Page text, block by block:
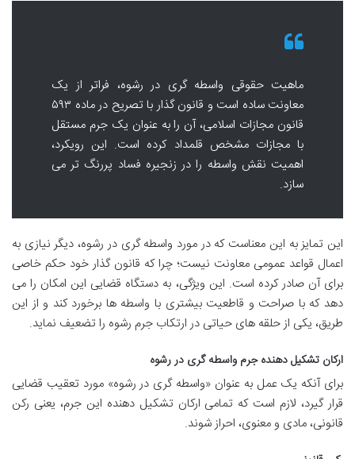
ماهیت حقوقی واسطه گری در رشوه، فراتر از یک
معاونت ساده است و قانون گذار با تصریح در ماده ۵۹۳
قانون مجازات اسلامی، آن را به عنوان یک جرم مستقل
با مجازات مشخص قلمداد کرده است. این رویکرد،
اهمیت نقش واسطه را در زنجیره فساد پررنگ تر می
سازد.
این تمایز به این معناست که در مورد واسطه گری در رشوه، دیگر نیازی به
اعمال قواعد عمومی معاونت نیست؛ چرا که قانون گذار خود حکم خاصی
برای آن صادر کرده است. این ویژگی، به دستگاه قضایی این امکان را می
دهد که با صراحت و قاطعیت بیشتری با واسطه ها برخورد کند و از این
طریق، یکی از حلقه های حیاتی در ارتکاب جرم رشوه را تضعیف نماید.
ارکان تشکیل دهنده جرم واسطه گری در رشوه
برای آنکه یک عمل به عنوان «واسطه گری در رشوه» مورد تعقیب قضایی
قرار گیرد، لازم است که تمامی ارکان تشکیل دهنده این جرم، یعنی رکن
قانونی، مادی و معنوی، احراز شوند.